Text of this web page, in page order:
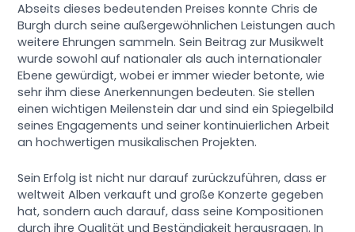
Abseits dieses bedeutenden Preises konnte Chris de
Burgh durch seine außergewöhnlichen Leistungen auch
weitere Ehrungen sammeln. Sein Beitrag zur Musikwelt
wurde sowohl auf nationaler als auch internationaler
Ebene gewürdigt, wobei er immer wieder betonte, wie
sehr ihm diese Anerkennungen bedeuten. Sie stellen
einen wichtigen Meilenstein dar und sind ein Spiegelbild
seines Engagements und seiner kontinuierlichen Arbeit
an hochwertigen musikalischen Projekten.
Sein Erfolg ist nicht nur darauf zurückzuführen, dass er
weltweit Alben verkauft und große Konzerte gegeben
hat, sondern auch darauf, dass seine Kompositionen
durch ihre Qualität und Beständigkeit herausragen. In